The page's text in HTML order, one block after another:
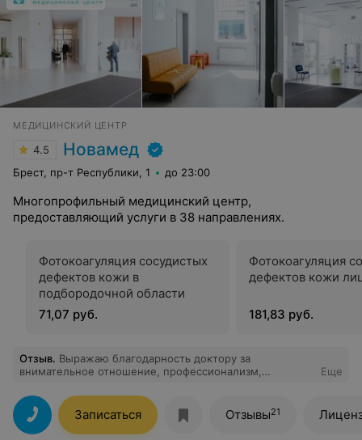
МЕДИЦИНСКИЙ ЦЕНТР
4.5 Новамед
Брест, пр-т Республики, 1 до 23:00
Многопрофильный медицинский центр,
предоставляющий услуги в 38 направлениях.
Фотокоагуляция сосудистых
дефектов кожи в
подбородочной области
71,07 руб.
Фотокоагуляция
дефектов кожи
181,83 руб.
Отзыв. Выражаю благодарность доктору за
внимательное отношение, профессионализм,
Еще
Записаться Отзывы21